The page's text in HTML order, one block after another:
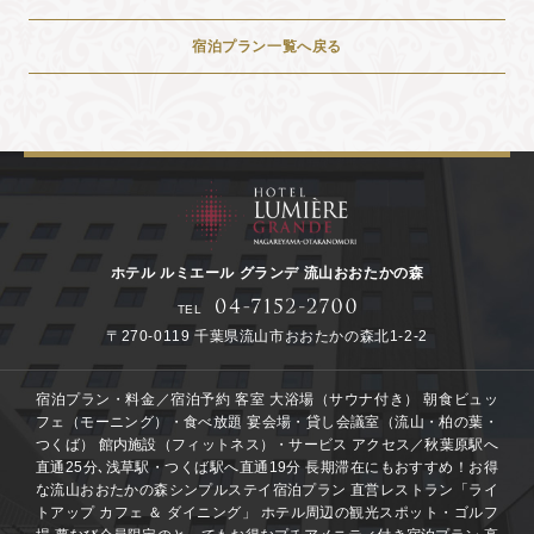
宿泊プラン一覧へ戻る
ホテル ルミエール グランデ 流山おおたかの森
TEL
〒270-0119 千葉県流山市おおたかの森北1-2-2
宿泊プラン・料金／宿泊予約 客室 大浴場（サウナ付き）
朝食ビュッ
フェ（モーニング）・食べ放題 宴会場・貸し会議室（流山・柏の葉・
つくば）
館内施設（フィットネス）・サービス アクセス／秋葉原駅へ
直通25分､浅草駅・つくば駅へ直通19分 長期滞在にもおすすめ！お得
な流山おおたかの森シンプルステイ宿泊プラン 直営レストラン「ライ
トアップ カフェ ＆ ダイニング」
ホテル周辺の観光スポット・ゴルフ